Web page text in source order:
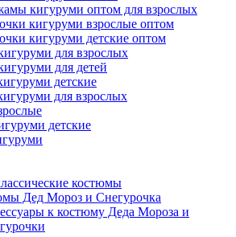
кигуруми оптом для взрослых
кигуруми взрослые оптом
кигуруми детские оптом
для взрослых
для детей
детские
для взрослых
детские
костюмы
Дед Мороз и Снегурочка
к костюму Деда Мороза и